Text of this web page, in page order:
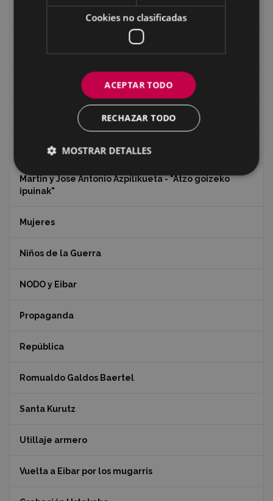
Ignacio Zuloaga, cuadros del autor en las tiendas de
Eibar (2020)
Indalecio Ojanguren Diputación de Gipuzkoa
Juan Antonio Palacios HARRIA
Koko Dantzak
Martin y Jose Antonio Azpilikueta - "Atzo goizeko
ipuinak"
Mujeres
Niños de la Guerra
NODO y Eibar
Propaganda
República
Romualdo Galdos Baertel
Santa Kurutz
Utillaje armero
Vuelta a Eibar por los mugarris
Cookies no clasificadas
ACEPTAR TODO
RECHAZAR TODO
MOSTRAR DETALLES